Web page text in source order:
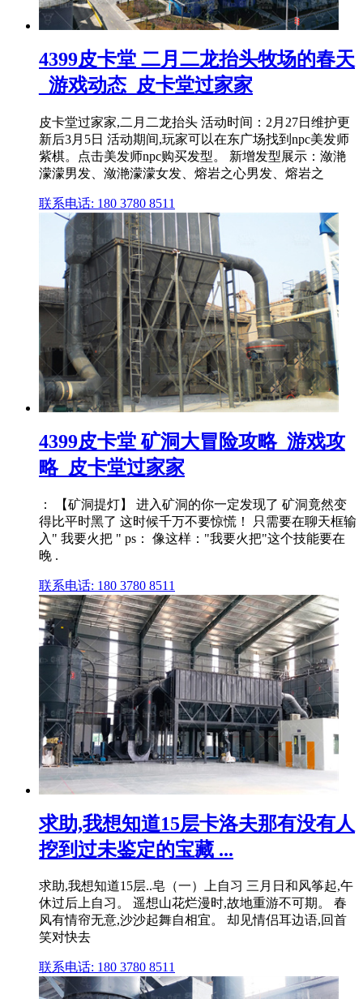
4399皮卡堂 二月二龙抬头牧场的春天
_游戏动态_皮卡堂过家家
皮卡堂过家家,二月二龙抬头 活动时间：2月27日维护更
新后3月5日 活动期间,玩家可以在东广场找到npc美发师
紫棋。点击美发师npc购买发型。 新增发型展示：潋滟
濛濛男发、潋滟濛濛女发、熔岩之心男发、熔岩之
联系电话: 180 3780 8511
4399皮卡堂 矿洞大冒险攻略_游戏攻
略_皮卡堂过家家
： 【矿洞提灯】 进入矿洞的你一定发现了 矿洞竟然变
得比平时黑了 这时候千万不要惊慌！ 只需要在聊天框输
入" 我要火把 " ps： 像这样："我要火把"这个技能要在
晚 .
联系电话: 180 3780 8511
求助,我想知道15层卡洛夫那有没有人
挖到过未鉴定的宝藏 ...
求助,我想知道15层..皂（一）上自习 三月日和风筝起,午
休过后上自习。 遥想山花烂漫时,故地重游不可期。 春
风有情帘无意,沙沙起舞自相宜。 却见情侣耳边语,回首
笑对快去
联系电话: 180 3780 8511